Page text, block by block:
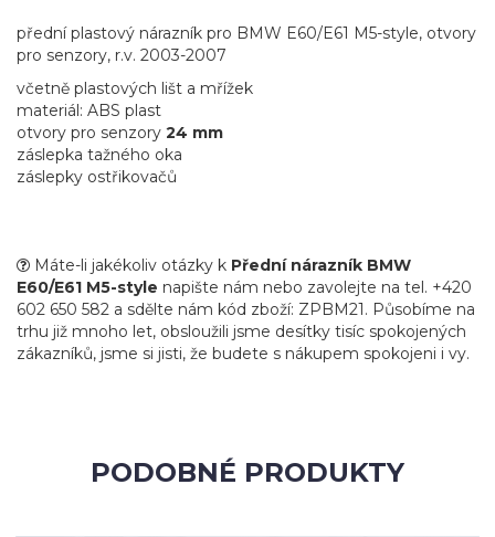
přední plastový nárazník pro BMW E60/E61 M5-style, otvory
pro senzory, r.v. 2003-2007
včetně plastových lišt a mřížek
materiál: ABS plast
otvory pro senzory 24 mm
záslepka tažného oka
záslepky ostřikovačů
Máte-li jakékoliv otázky k Přední nárazník BMW
E60/E61 M5-style napište nám nebo zavolejte na tel. +420
602 650 582 a sdělte nám kód zboží: ZPBM21. Působíme na
trhu již mnoho let, obsloužili jsme desítky tisíc spokojených
zákazníků, jsme si jisti, že budete s nákupem spokojeni i vy.
PODOBNÉ PRODUKTY